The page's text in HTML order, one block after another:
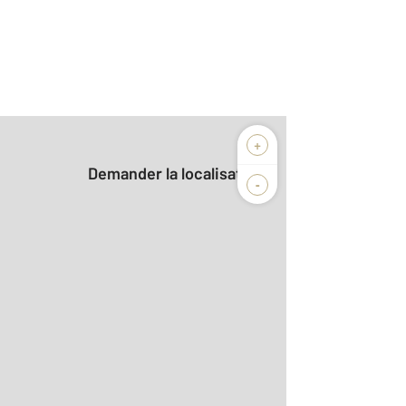
+
-
Demander la localisation